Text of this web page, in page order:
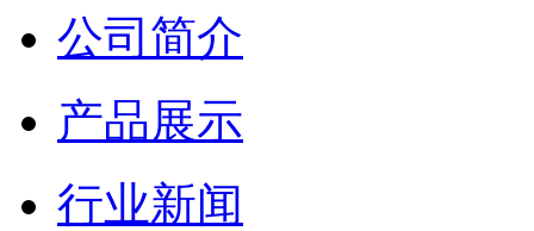
公司简介
产品展示
行业新闻